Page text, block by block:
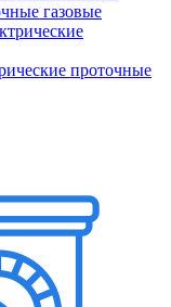
газовые
проточные